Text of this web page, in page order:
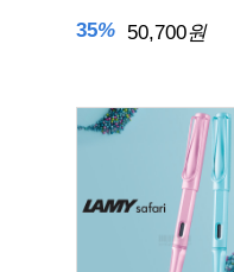
35% 50,700원